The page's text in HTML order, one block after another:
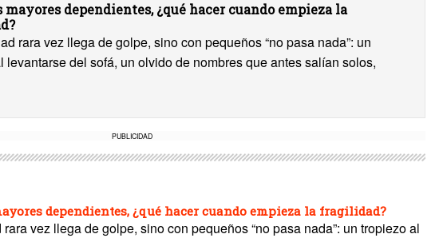
mayores dependientes, ¿qué hacer cuando empieza la
rara vez llega de golpe, sino con pequeños “no pasa nada”: un
levantarse del sofá, un olvido de nombres que antes salían solos,
PUBLICIDAD
dependientes, ¿qué hacer cuando empieza la fragilidad?
vez llega de golpe, sino con pequeños “no pasa nada”: un tropiezo al